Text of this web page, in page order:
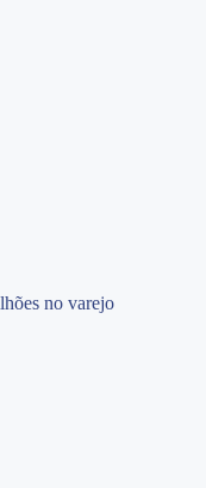
no varejo